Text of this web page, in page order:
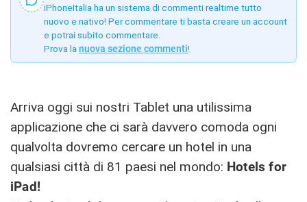
iPhoneItalia ha un sistema di commenti realtime tutto
nuovo e nativo! Per commentare ti basta creare un account
e potrai subito commentare.
Prova la nuova sezione commenti!
Arriva oggi sui nostri Tablet una utilissima
applicazione che ci sarà davvero comoda ogni
qualvolta dovremo cercare un hotel in una
qualsiasi città di 81 paesi nel mondo: Hotels for
iPad!